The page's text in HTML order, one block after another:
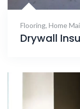
Flooring, Home
Drywall